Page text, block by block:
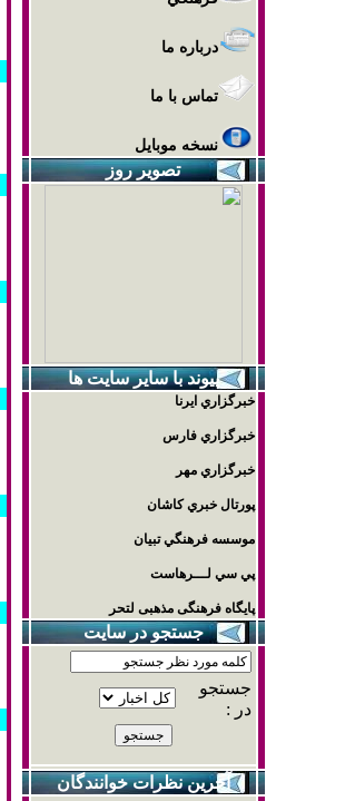
درباره ما
تماس با ما
نسخه موبایل
تصوير روز
پيوند با ساير سايت ها
خبرگزاري ايرنا
خبرگزاري فارس
خبرگزاري مهر
پورتال خبري كاشان
موسسه فرهنگي تبيان
پي سي لـــرهاست
پایگاه فرهنگی مذهبی لتحر
جستجو در سایت
جستجو
در :
آخرین نظرات خوانندگان
احسان:پرسپولیس
حامد:بابا مگه یه مدیر سایت
چقدر وقت و قدرت داره که
میتونه دو سه تا سایت رو
مدیریت کنه تازه واسه خودشم
بساز!!!
محمد:فقط مسی